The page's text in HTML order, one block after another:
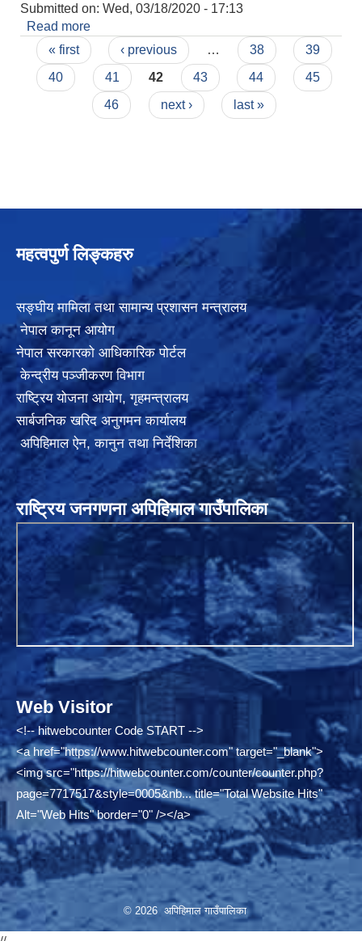
Submitted on: Wed, 03/18/2020 - 17:13
Read more
Pages
« first ‹ previous … 38
39
40
41 42 43 44
45
46
next › last »
महत्वपुर्ण लिङ्कहरु
सङ्घीय मामिला तथा सामान्य प्रशासन मन्त्रालय
नेपाल कानून आयोग
नेपाल सरकारको आधिकारिक पोर्टल
केन्द्रीय पञ्जीकरण विभाग
राष्ट्रिय योजना आयोग,गृहमन्त्रालय
सार्बजनिक खरिद अनुगमन कार्यालय
अपिहिमाल ऐन, कानुन तथा निर्देशिका
राष्ट्रिय जनगणना अपिहिमाल गाउँपालिका
Web Visitor
<!-- hitwebcounter Code START -->
<a href="https://www.hitwebcounter.com"target="_blank">
<img src="https://hitwebcounter.com/counter/counter.php?
page=7717517&style=0005&nb...title="Total Website Hits"
Alt="Web Hits" border="0" /></a>
© 2026 अपिहिमाल गाउँपालिका